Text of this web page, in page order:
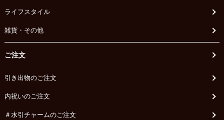
ライフスタイル
雑貨・その他
ご注文
引き出物のご注文
内祝いのご注文
＃水引チャームのご注文